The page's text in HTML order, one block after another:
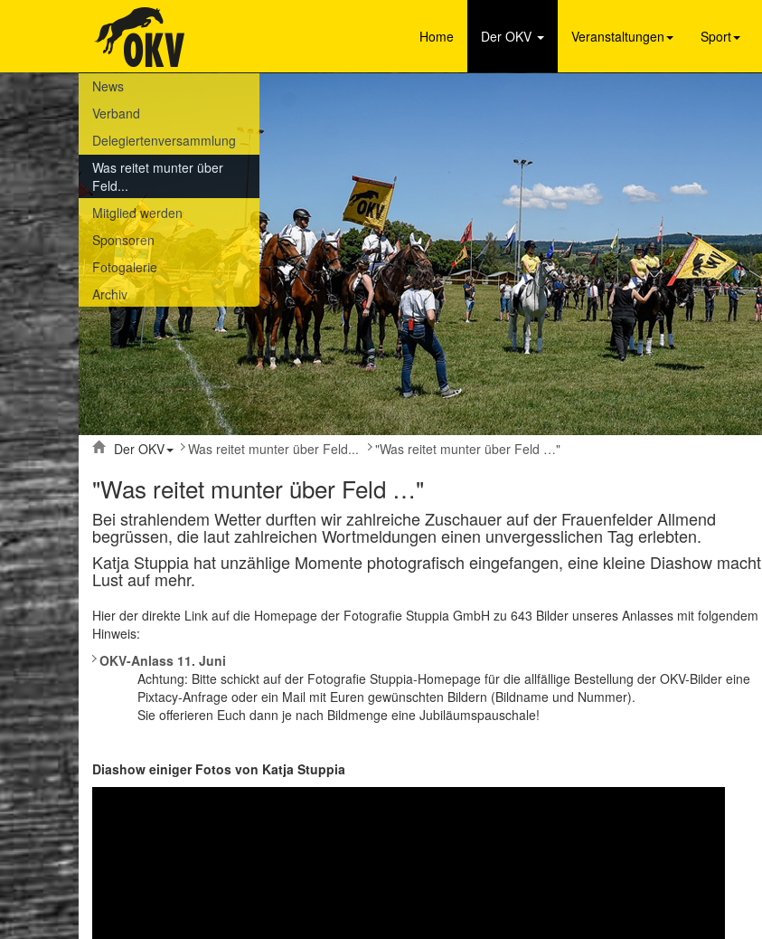
Home Der OKV Veranstaltungen Sport
News
Verband
Delegiertenversammlung
Was reitet munter über
Feld...
Mitglied werden
Sponsoren
Fotogalerie
Archiv
Der OKV Was reitet munter über Feld... "Was reitet munter über Feld …"
"Was reitet munter über Feld …"
Bei strahlendem Wetter durften wir zahlreiche Zuschauer auf der Frauenfelder Allmend
begrüssen, die laut zahlreichen Wortmeldungen einen unvergesslichen Tag erlebten.
Katja Stuppia hat unzählige Momente photografisch eingefangen, eine kleine Diashow macht
Lust auf mehr.
Hier der direkte Link auf die Homepage der Fotografie Stuppia GmbH zu 643 Bilder unseres Anlasses mit folgendem
Hinweis:
OKV-Anlass 11. Juni
Achtung: Bitte schickt auf der Fotografie Stuppia-Homepage für die allfällige Bestellung der OKV-Bilder eine
Pixtacy-Anfrage oder ein Mail mit Euren gewünschten Bildern (Bildname und Nummer).
Sie offerieren Euch dann je nach Bildmenge eine Jubiläumspauschale!
Diashow einiger Fotos von Katja Stuppia